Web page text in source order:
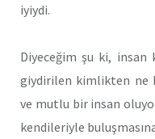
iyiydi.
Diyeceğim şu ki, insan
giydirilen kimlikten ne
ve mutlu bir insan
kendileriyle